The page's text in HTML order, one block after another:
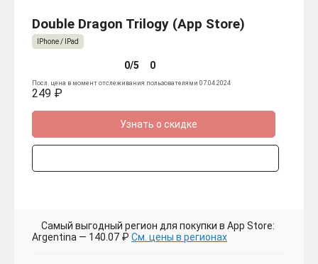
Double Dragon Trilogy (App Store)
IPhone / IPad
0/5 0
Посл. цена в момент отслеживания пользователями 07.04.2024
249 ₽
Узнать о скидке
Самый выгодный регион для покупки в App Store:
Argentina — 140.07 ₽ См. цены в регионах